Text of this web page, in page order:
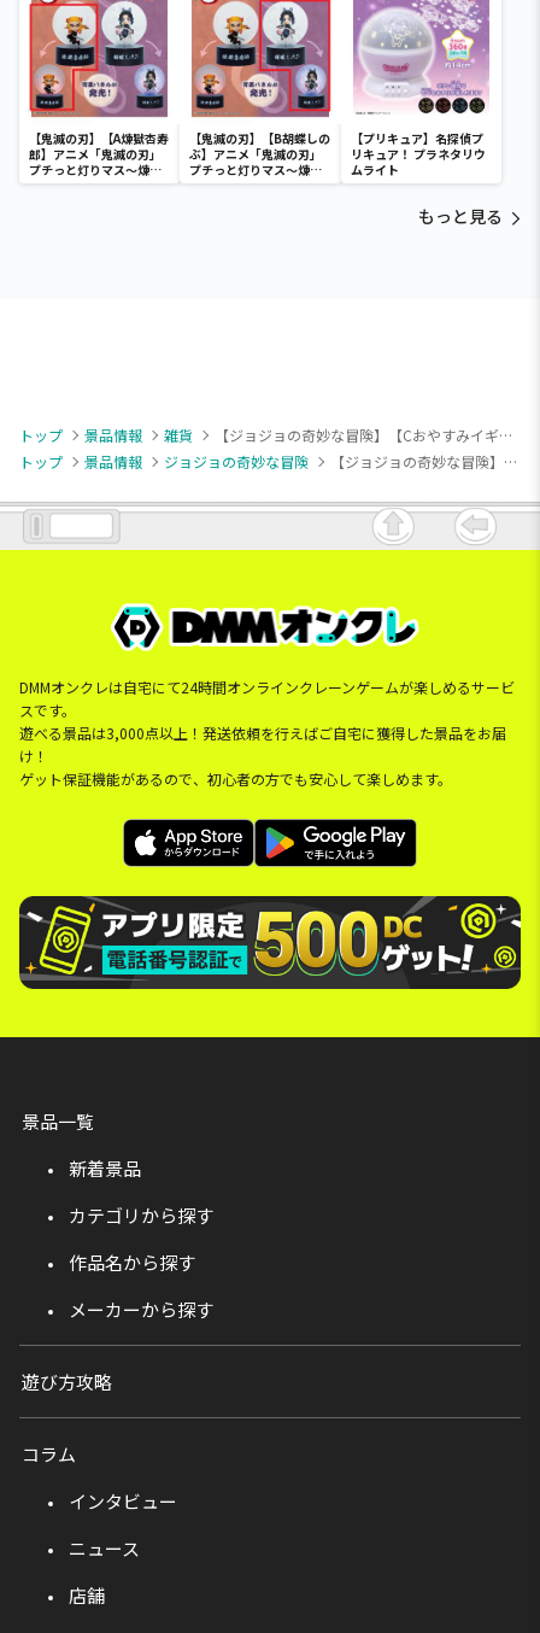
【鬼滅の刃】【A煉獄杏寿
郎】アニメ「鬼滅の刃」
プチっと灯りマス～煉獄
杏寿郎・胡蝶しのぶ～
【鬼滅の刃】【B胡蝶しの
ぶ】アニメ「鬼滅の刃」
プチっと灯りマス～煉獄
杏寿郎・胡蝶しのぶ～
【プリキュア】名探偵プ
リキュア！ プラネタリウ
ムライト
もっと見る
トップ 景品情報 雑貨
【ジョジョの奇妙な冒険】【Cおやすみイギー(後期)】ジョジョの奇妙な冒険 スターダストクルセイダース ちょこのりング～イギー～
トップ
景品情報 ジョジョの奇妙な冒険 【ジョジョの奇妙な冒険】【Cおやすみイギー(後期)】ジョジョの奇妙な冒険 スターダストクルセイダース ちょこのりング～イギー～
DMMオンクレは自宅にて24時間オンラインクレーンゲームが楽しめるサービ
スです。
遊べる景品は3,000点以上！発送依頼を行えばご自宅に獲得した景品をお届
け！
ゲット保証機能があるので、初心者の方でも安心して楽しめます。
景品一覧
新着景品
カテゴリから探す
作品名から探す
メーカーから探す
遊び方攻略
コラム
インタビュー
ニュース
店舗